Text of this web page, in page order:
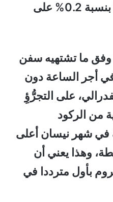
الساعة جاءت تحت المتوقَّع، إذ سجلتْ في شهر نيسان زيادةً بنسبة 0.2% على
وفق ما تشتهيه سفن
في أجر الساعة دون
على التجرُّؤِ
من الركود
في شهر نيسان أعلى
وهذا يعني أن
بأول مترددا في